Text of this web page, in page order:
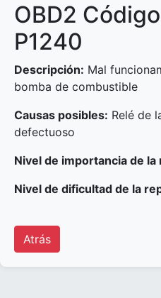
OBD2
P1240
Descripción: Mal
bomba de combustible
Causas posibles: Relé de
defectuoso
Nivel de importancia de la
Nivel de dificultad de la
Atrás